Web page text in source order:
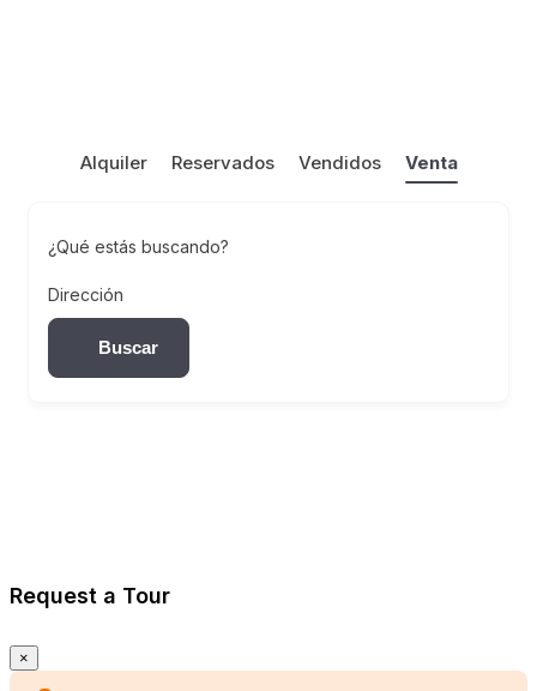
Alquiler Reservados Vendidos Venta
¿Qué estás buscando?
Dirección
Buscar
Request a Tour
×